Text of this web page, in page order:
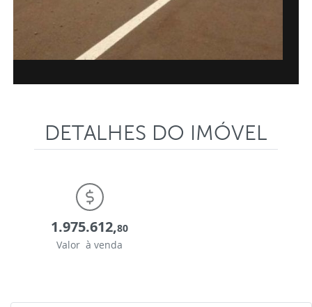
DETALHES DO IMÓVEL
1.975.612,80
Valor à venda